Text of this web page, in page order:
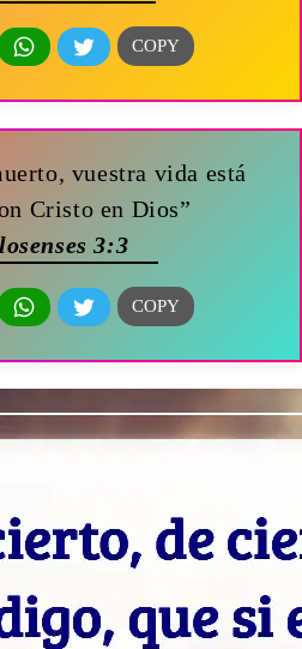
vuestra vida está
Cristo en Dios”
3:3